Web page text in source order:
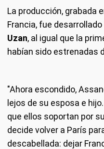
La producción, grabada
Francia, fue desarrollado
Uzan, al igual que la
habían sido estrenadas
"Ahora escondido,
lejos de su esposa e
que ellos soportan por
decide volver a París
descabellada: dejar